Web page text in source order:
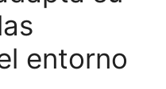
entorno